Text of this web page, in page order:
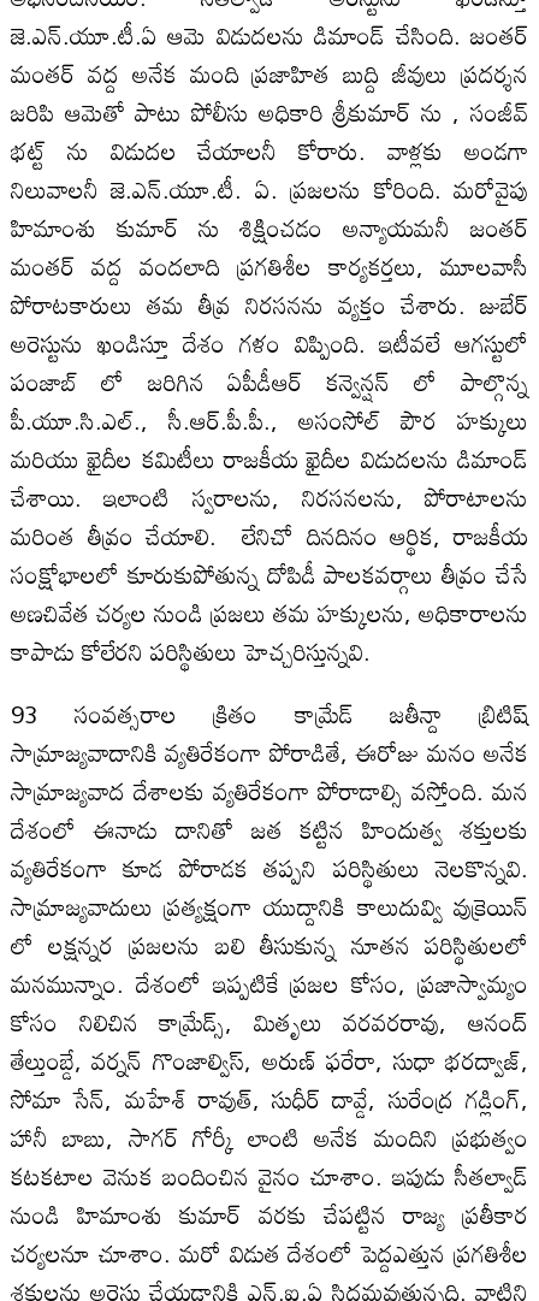
జె.ఎన్.యూ.టీ.ఏ ఆమె విడుదలను డిమాండ్ చేసింది. జంతర్
మంతర్ వద్ద అనేక మంది ప్రజాహిత బుద్ది జీవులు ప్రదర్శన
జరిపి ఆమెతో పాటు పోలీసు అధికారి శ్రీకుమార్ ను , సంజీవ్
భట్ట్ ను విడుదల చేయాలనీ కోరారు. వాళ్లకు అండగా
నిలువాలనీ జె.ఎన్.యూ.టీ. ఏ. ప్రజలను కోరింది. మరోవైపు
హిమాంశు కుమార్ ను శిక్షించడం అన్యాయమనీ జంతర్
మంతర్ వద్ద వందలాది ప్రగతిశీల కార్యకర్తలు, మూలవాసీ
పోరాటకారులు తమ తీవ్ర నిరసనను వ్యక్తం చేశారు. జుబేర్
అరెస్టును ఖండిస్తూ దేశం గళం విప్పింది. ఇటీవలే ఆగస్టులో
పంజాబ్ లో జరిగిన ఏపీడీఆర్ కన్వెన్షన్ లో పాల్గొన్న
పీ.యూ.సి.ఎల్., సీ.ఆర్.పీ.పీ., అసంసోల్ పౌర హక్కులు
మరియు ఖైదీల కమిటీలు రాజకీయ ఖైదీల విడుదలను డిమాండ్
చేశాయి. ఇలాంటి స్వరాలను, నిరసనలను, పోరాటాలను
మరింత తీవ్రం చేయాలి. లేనిచో దినదినం ఆర్థిక, రాజకీయ
సంక్షోభాలలో కూరుకుపోతున్న దోపిడీ పాలకవర్గాలు తీవ్రం చేసే
అణచివేత చర్యల నుండి ప్రజలు తమ హక్కులను, అధికారాలను
కాపాడు కోలేరని పరిస్థితులు హెచ్చరిస్తున్నవి.
93 సంవత్సరాల క్రితం కామ్రేడ్ జతీన్దా బ్రిటిష్
సామ్రాజ్యవాదానికి వ్యతిరేకంగా పోరాడితే, ఈరోజు మనం అనేక
సామ్రాజ్యవాద దేశాలకు వ్యతిరేకంగా పోరాడాల్సి వస్తోంది. మన
దేశంలో ఈనాడు దానితో జత కట్టిన హిందుత్వ శక్తులకు
వ్యతిరేకంగా కూడ పోరాడక తప్పని పరిస్థితులు నెలకొన్నవి.
సామ్రాజ్యవాదులు ప్రత్యక్షంగా యుద్దానికి కాలుదువ్వి వుక్రెయిన్
లో లక్షన్నర ప్రజలను బలి తీసుకున్న నూతన పరిస్థితులలో
మనమున్నాం. దేశంలో ఇప్పటికే ప్రజల కోసం, ప్రజాస్వామ్యం
కోసం నిలిచిన కామ్రేడ్స్, మితృలు వరవరరావు, ఆనంద్
తేల్తుంబ్డే, వర్నన్ గొంజాల్విస్, అరుణ్ ఫరేరా, సుధా భరద్వాజ్,
సోమా సేన్, మహేశ్ రావుత్, సుధీర్ దావ్డే, సురేంద్ర గడ్లింగ్,
హానీ బాబు, సాగర్ గోర్కీ లాంటి అనేక మందిని ప్రభుత్వం
కటకటాల వెనుక బందించిన వైనం చూశాం. ఇపుడు సీతల్వాడ్
నుండి హిమాంశు కుమార్ వరకు చేపట్టిన రాజ్య ప్రతీకార
చర్యలనూ చూశాం. మరో విడుత దేశంలో పెద్దఎత్తున ప్రగతిశీల
శక్తులను అరెస్టు చేయడానికి ఎన్.ఐ.ఏ సిద్దమవుతున్నది. వాటిని